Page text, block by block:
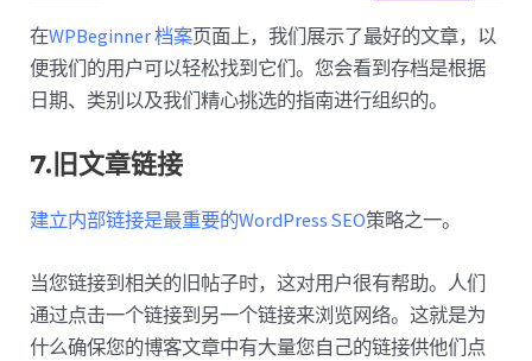
在WPBeginner 档案页面上，我们展示了最好的文章，以
便我们的用户可以轻松找到它们。您会看到存档是根据
日期、类别以及我们精心挑选的指南进行组织的。
7.旧文章链接
建立内部链接是最重要的WordPress SEO策略之一。
当您链接到相关的旧帖子时，这对用户很有帮助。人们
通过点击一个链接到另一个链接来浏览网络。这就是为
什么确保您的博客文章中有大量您自己的链接供他们点